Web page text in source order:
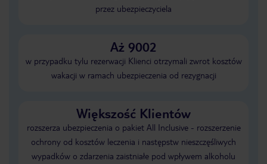
przez ubezpieczyciela
Aż 9002
w przypadku tylu rezerwacji Klienci otrzymali zwrot kosztów
wakacji w ramach ubezpieczenia od rezygnacji
Większość Klientów
rozszerza ubezpieczenia o pakiet All Inclusive - rozszerzenie
ochrony od kosztów leczenia i następstw nieszczęśliwych
wypadków o zdarzenia zaistniałe pod wpływem alkoholu